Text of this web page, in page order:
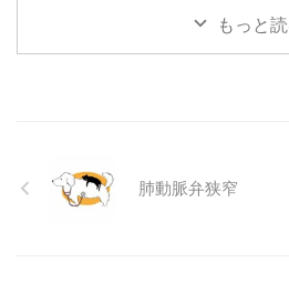
る目の病気ですが、原因や症状は
さまざまです。 この記事では、
に動物病院に行くべきかどうかの
判断基準や、病院での治療内容に
もっと
肺動脈弁狭窄